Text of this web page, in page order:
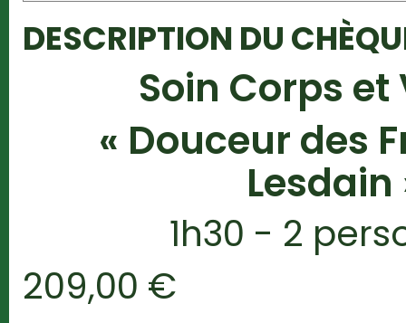
DESCRIPTION DU
Soin Corps et
« Douceur des
Lesdain
1h30 - 2
209,00 €